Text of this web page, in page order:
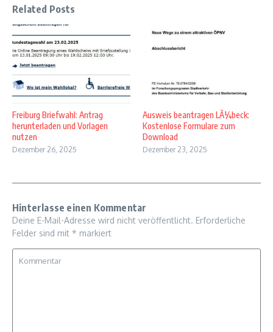
Related Posts
Freiburg Briefwahl: Antrag
herunterladen und Vorlagen
nutzen
Dezember 26, 2025
Ausweis beantragen LÃ¼beck:
Kostenlose Formulare zum
Download
Dezember 23, 2025
Hinterlasse einen Kommentar
Deine E-Mail-Adresse wird nicht veröffentlicht. Erforderliche
Felder sind mit * markiert